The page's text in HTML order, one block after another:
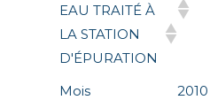
EAU TRAITÉ À
LA STATION
D'ÉPURATION
Mois
2010